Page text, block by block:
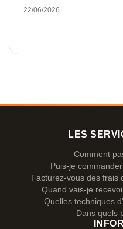
22/06/2026
LES
Comment
Puis-je
Facturez-vous des frais
Quand vais-je
Quelles techniques
Dans quels